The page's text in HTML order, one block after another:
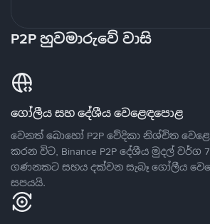
P2P හුවමාරුවේ වාසි
ගෝලීය සහ දේශීය වෙළෙඳපොළ
වෙනත් බොහෝ P2P වේදිකා නිශ්චිත
කරන විට, Binance P2P දේශීය මුදල් වර්ග
ගණනකට සහය දක්වන සැබෑ ගෝලීය
සපයයි.